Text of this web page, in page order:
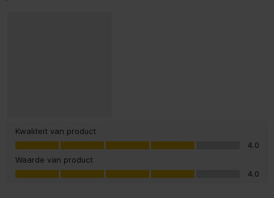
Kwaliteit van product
Kwaliteit van product, 4.0 van 5
4.0
Waarde van product
Waarde van product, 4.0 van 5
4.0